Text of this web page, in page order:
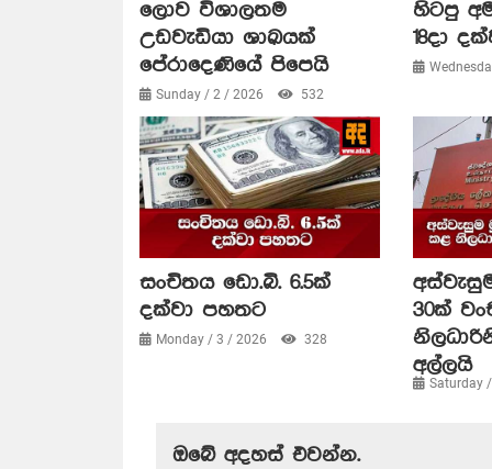
ලොව විශාලතම
උඩවැඩියා ශාඛයක්
පේරාදෙණියේ පිපෙයි
Sunday / 2 / 2026 532
හිටපු
18දා
සංචිතය ඩො.බි. 6.5ක්
දක්වා පහතට
Monday / 3 / 2026 328
30ක්
අල්ලයි
Saturday
ඔබේ අදහස් එවන්න.